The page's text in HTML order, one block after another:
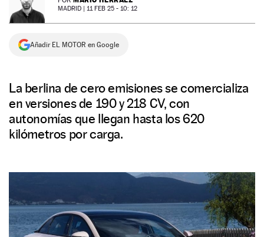
NEWSLETTER
SÍGUENOS
MADRID | 11 FEB 25 - 10: 12
Añadir EL MOTOR en Google
La berlina de cero emisiones se comercializa
en versiones de 190 y 218 CV, con
autonomías que llegan hasta los 620
kilómetros por carga.